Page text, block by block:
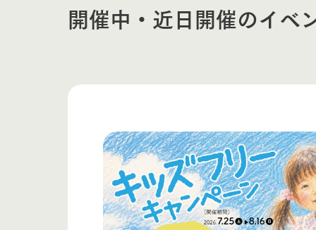
開催中・近日開催のイベ